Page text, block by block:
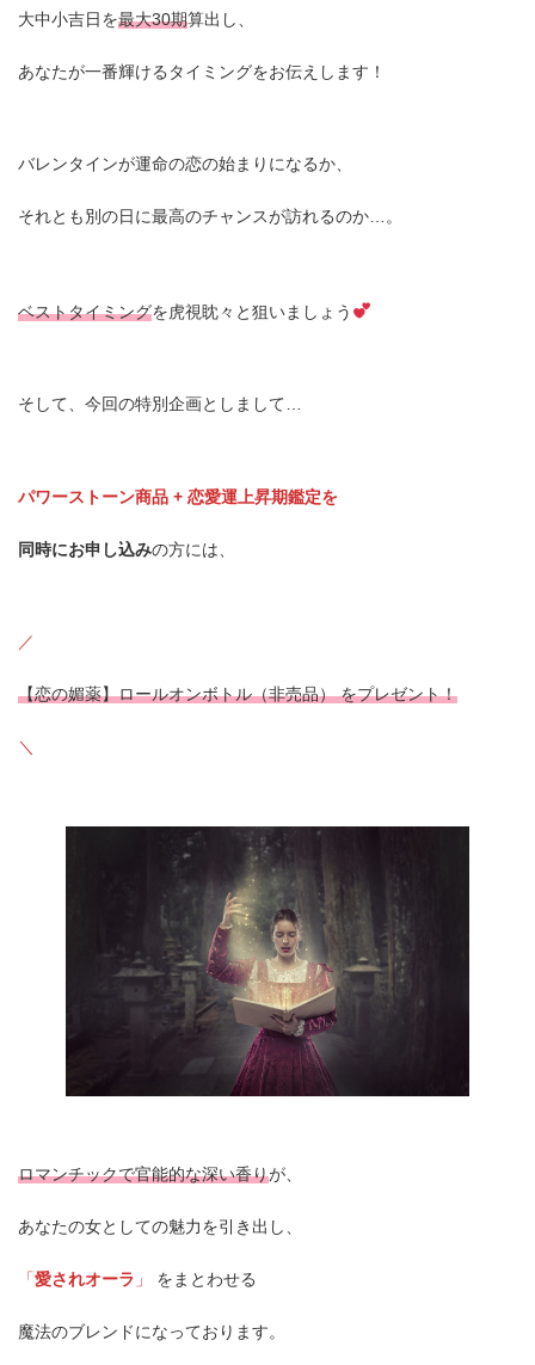
大中小吉日を最大30期算出し、
あなたが一番輝けるタイミングをお伝えします！
バレンタインが運命の恋の始まりになるか、
それとも別の日に最高のチャンスが訪れるのか…。
ベストタイミングを虎視眈々と狙いましょう
そして、今回の特別企画としまして…
パワーストーン商品 + 恋愛運上昇期鑑定を
同時にお申し込みの方には、
／
【恋の媚薬】ロールオンボトル（非売品） をプレゼント！
＼
ロマンチックで官能的な深い香りが、
あなたの女としての魅力を引き出し、
「愛されオーラ 」 をまとわせる
魔法のブレンドになっております。